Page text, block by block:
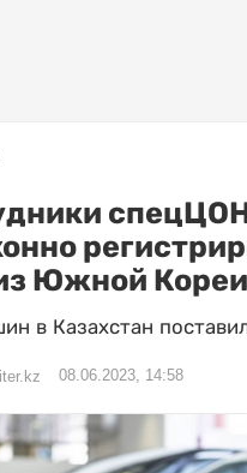
Южной
в Казахстан
08.06.2023, 14:58